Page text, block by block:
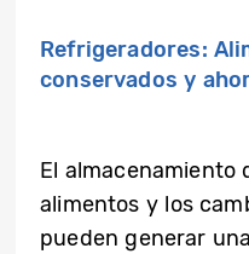
Refrigeradores:
conservados y
El almacenamiento
alimentos y los
pueden generar